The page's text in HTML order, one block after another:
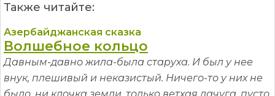
Также читайте:
Азербайджанская сказка
Волшебное кольцо
Давным-давно жила-была старуха. И был у нее
внук, плешивый и неказистый. Ничего-то у них не